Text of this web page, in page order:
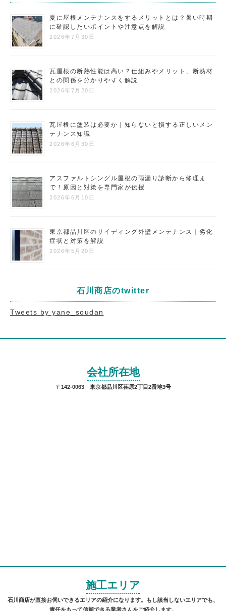
夏に屋根メンテナンスをするメリットとは？暑い時期
に確認したいポイントや注意点を解説
2026年7月30日
瓦屋根の断熱性能は高い？仕組みやメリット、断熱材
との関係を分かりやすく解説
2026年7月20日
瓦屋根に塗装は必要か｜知らないと損する正しいメン
テナンス知識
2026年6月30日
アスファルトシングル屋根の雨漏り診断から修理ま
で！原因と対策を専門家が伝授
2026年6月10日
東京都品川区のサイディング外壁メンテナンス｜劣化
症状と対策を解説
2026年5月20日
石川商店のtwitter
Tweets by yane_soudan
会社所在地
〒142-0063 東京都品川区荏原2丁目2番地3号
施工エリア
石川商店が直接お伺いできるエリアの紹介になります。もし該当しないエリアでも、
責任をもって信頼できる業者さんをご紹介します。